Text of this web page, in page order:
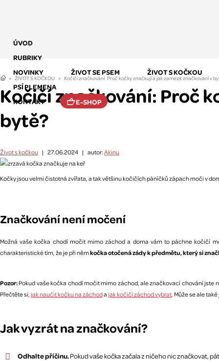
ÚVOD
RUBRIKY
NOVINKY
ŽIVOT SE PSEM
ŽIVOT S KOČKOU
PSÍ PLEMENA
KONTAKT
E-SHOP
ŽIVOT S KOČKOU Kočičí značkování: Proč kočky značkují a jak zamezit značkování v
Kočičí značkování: Proč
bytě?
Život s kočkou | 27.06.2024 | autor:Akinu
Kočky jsou velmi čistotná zvířata, a tak většinu kočičích páníčků zápach moči v
Značkování není močení
Možná vaše kočka chodí močit mimo záchod a doma vám to páchne kočičí
charakteristické tím, že je při němkočka otočená zády k předmětu, který si
Pozor:Pokud vaše kočka chodí močit mimo záchod, ale značkovací chování
Přečtěte si, jak naučit kočku na záchoda jak kočičí záchod vybrat. Může se ale
Jak vyzrát na značkování?
Odhalte příčinu.Pokud vaše kočka začala z ničeho nic značkovat,